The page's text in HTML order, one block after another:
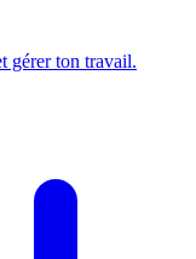
gérer ton travail.